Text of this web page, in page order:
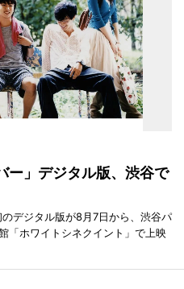
ー」デジタル版、渋谷で
デジタル版が8月7日から、渋谷パ
「ホワイトシネクイント」で上映